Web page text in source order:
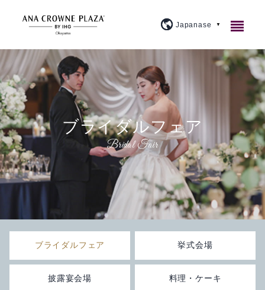
ご宿泊
客室紹介
スタンダード
プレミアム
アメニティ・貸出備品
朝食のご案内
よくあるご質問
プラン紹介
ANA会員プラン
観光のご案内
レストラン＆バー
1F カジュアルダイニングウルバーノ
20F 和食ダイニング 廚洊
20F 鉄板コーナー おさふね
20F スカイバー＆ラウンジ 洊
顔合わせ・結納
宴会・会議
宴会場のご案内
大宴会場『曲水』
スカイバンケット
『宙』
小宴会場『花葉』『花交』『延養』
ミーティングプラン
クラウンプラザミーティングディレクター
お別れの会
ウェディング
ブライダルフェア
イベントカレンダー
ドレス
施設案内
アクセス
ブライダルフェア
ブライダルフェア 挙式会場
披露宴会場 料理・ケーキ